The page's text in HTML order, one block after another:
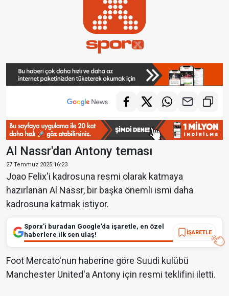
Al Nassr'dan Antony teması
27 Temmuz 2025 16:23
Joao Felix'i kadrosuna resmi olarak katmaya
hazırlanan Al Nassr, bir başka önemli ismi daha
kadrosuna katmak istiyor.
Sporx’i buradan Google’da işaretle, en özel
haberlere ilk sen ulaş!
İŞARETLE
Foot Mercato'nun haberine göre Suudi kulübü
Manchester United'a Antony için resmi teklifini iletti.